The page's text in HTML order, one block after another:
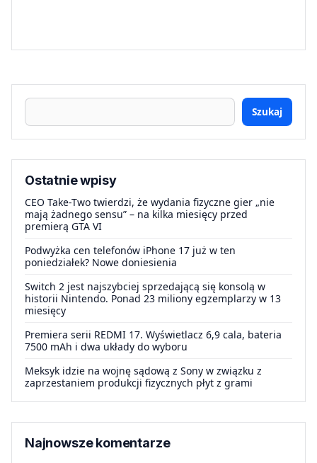
Szukaj
Ostatnie wpisy
CEO Take-Two twierdzi, że wydania fizyczne gier „nie
mają żadnego sensu” – na kilka miesięcy przed
premierą GTA VI
Podwyżka cen telefonów iPhone 17 już w ten
poniedziałek? Nowe doniesienia
Switch 2 jest najszybciej sprzedającą się konsolą w
historii Nintendo. Ponad 23 miliony egzemplarzy w 13
miesięcy
Premiera serii REDMI 17. Wyświetlacz 6,9 cala, bateria
7500 mAh i dwa układy do wyboru
Meksyk idzie na wojnę sądową z Sony w związku z
zaprzestaniem produkcji fizycznych płyt z grami
Najnowsze komentarze